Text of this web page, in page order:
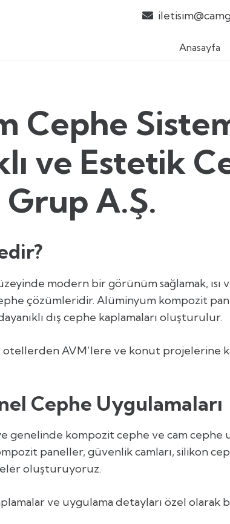
Anasayfa
Cephe
ve Estetik
A.Ş.
modern bir görünüm sağlamak, ısı ve
çözümleridir. Alüminyum kompozit
dış cephe kaplamaları oluşturulur.
AVM’lere ve konut projelerine
Cephe Uygulamaları
genelinde kompozit cephe ve cam
paneller, güvenlik camları, silikon
oluşturuyoruz.
ve uygulama detayları özel olarak